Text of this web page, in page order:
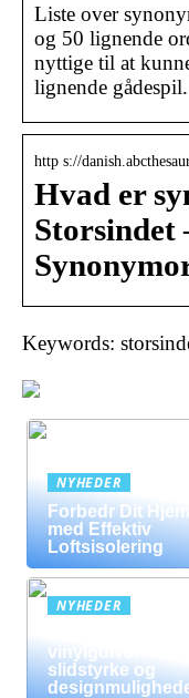
Liste over
og 50 lignende
nyttige til at
lignende gådespil.
http s://
Hvad er
Storsindet
Keywords:
NYHEDER
Forbedr Dit Hjem
med Effektiv
Loftsisolering
NYHEDER
vinylgulve:
slidstyrke og